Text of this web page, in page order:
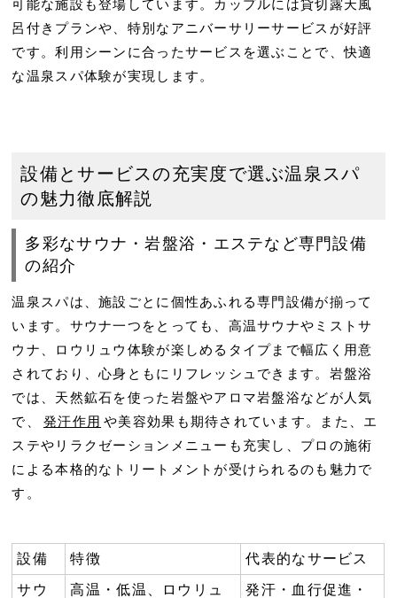
可能な施設も登場しています。カップルには貸切露天風
呂付きプランや、特別なアニバーサリーサービスが好評
です。利用シーンに合ったサービスを選ぶことで、快適
な温泉スパ体験が実現します。
設備とサービスの充実度で選ぶ温泉スパ
の魅力徹底解説
多彩なサウナ・岩盤浴・エステなど専門設備
の紹介
温泉スパは、施設ごとに個性あふれる専門設備が揃って
います。サウナ一つをとっても、高温サウナやミストサ
ウナ、ロウリュウ体験が楽しめるタイプまで幅広く用意
されており、心身ともにリフレッシュできます。岩盤浴
では、天然鉱石を使った岩盤やアロマ岩盤浴などが人気
で、
発汗作用 や美容効果も期待されています。また、エ
ステやリラクゼーションメニューも充実し、プロの施術
による本格的なトリートメントが受けられるのも魅力で
す。
設備 特徴 代表的なサービス
サウ
高温・低温、ロウリュ
発汗・血行促進・